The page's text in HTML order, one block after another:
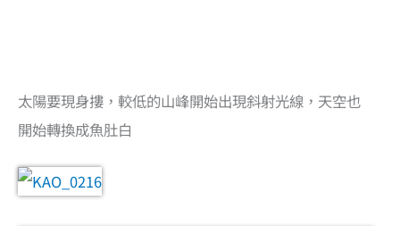
太陽要現身摟，較低的山峰開始出現斜射光線，天空也
開始轉換成魚肚白